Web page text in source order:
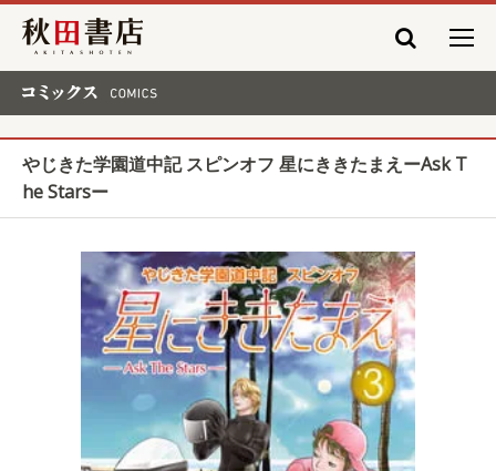
秋田書店
やじきた学園道中記 スピンオフ 星にききたまえーAsk T
he Starsー